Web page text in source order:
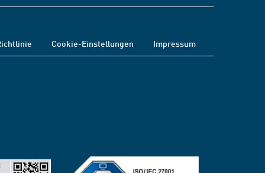
Cookie-Einstellungen Impressum